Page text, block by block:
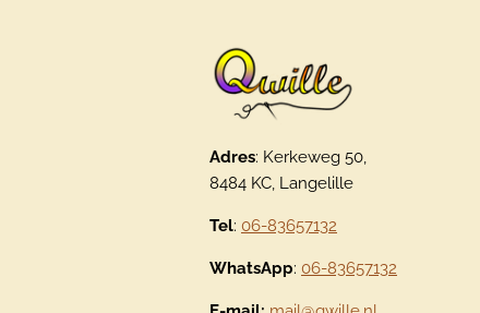
Adres: Kerkeweg 50,
8484 KC, Langelille
Tel: 06-83657132
WhatsApp: 06-83657132